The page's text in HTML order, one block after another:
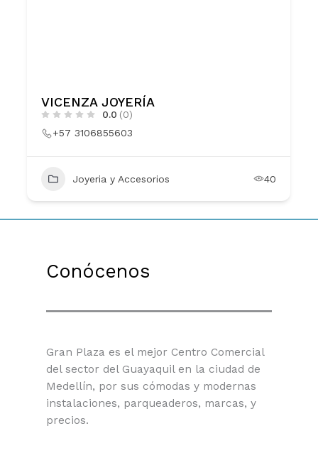
VICENZA JOYERÍA
0.0 (0)
+57 3106855603
Joyeria y Accesorios 40
Conócenos
Gran Plaza es el mejor Centro Comercial
del sector del Guayaquil en la ciudad de
Medellín, por sus cómodas y modernas
instalaciones, parqueaderos, marcas, y
precios.